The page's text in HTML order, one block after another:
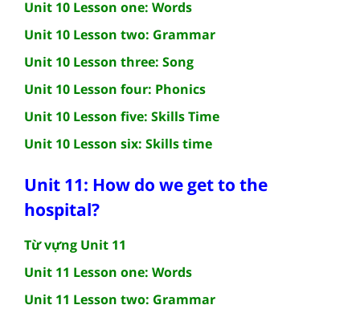
Unit 10 Lesson one: Words
Unit 10 Lesson two: Grammar
Unit 10 Lesson three: Song
Unit 10 Lesson four: Phonics
Unit 10 Lesson five: Skills Time
Unit 10 Lesson six: Skills time
Unit 11: How do we get to the
hospital?
Từ vựng Unit 11
Unit 11 Lesson one: Words
Unit 11 Lesson two: Grammar